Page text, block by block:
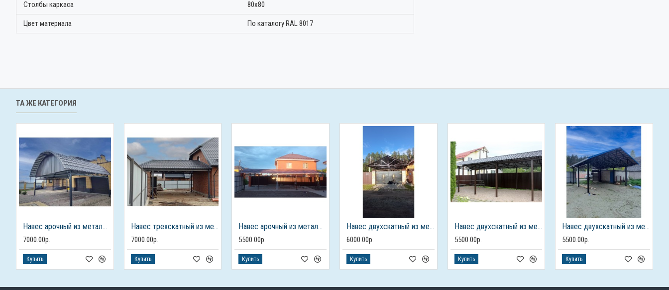
Столбы каркаса 80х80
Цвет материала По каталогу RAL 8017
ТА ЖЕ КАТЕГОРИЯ
Навес арочный из металлочерепицы для авто
7000.00р.
Купить
Навес трехскатный из металлочерепицы
7000.00р.
Купить
Навес арочный из металлочерепицы
5500.00р.
Купить
Навес двухскатный из металлочерепицы
6000.00р.
Купить
Навес двухскатный из металлочерепицы
5500.00р.
Купить
Навес двухскатный из металлочерепицы
5500.00р.
Купить